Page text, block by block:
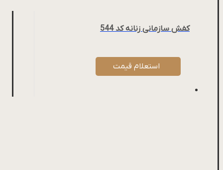
کفش سازمانی زنانه کد 544
استعلام قیمت